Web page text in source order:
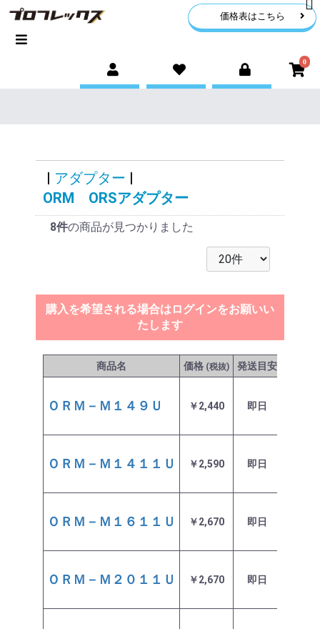
価格表はこちら
0
| アダプター |
ORM ORSアダプター
8件の商品が見つかりました
購入を希望される場合はログインをお願いい
たします
商品名 価格 (税抜) 発送目安
ＯＲＭ－Ｍ１４９Ｕ ￥2,440 即日
ＯＲＭ－Ｍ１４１１Ｕ ￥2,590 即日
ＯＲＭ－Ｍ１６１１Ｕ ￥2,670 即日
ＯＲＭ－Ｍ２０１１Ｕ ￥2,670 即日